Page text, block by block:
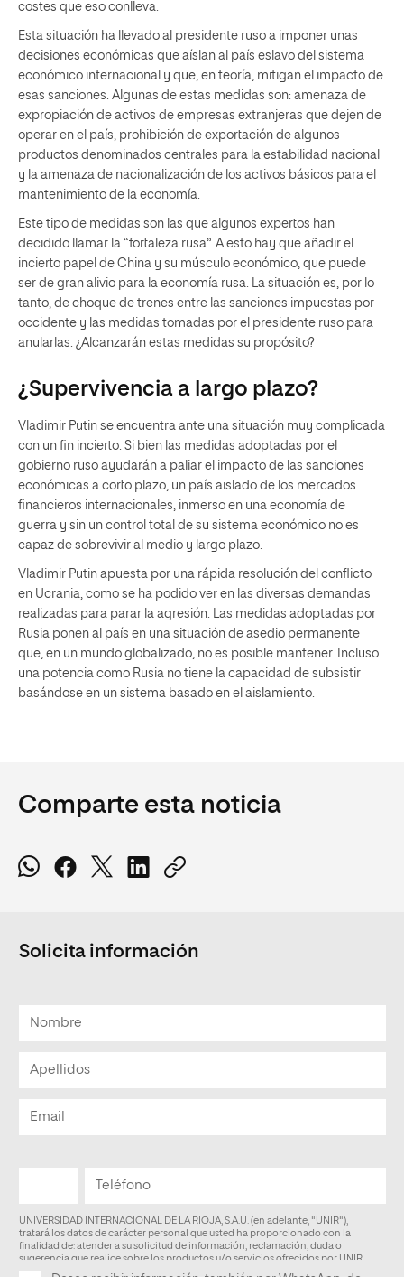
costes que eso conlleva.
Esta situación ha llevado al presidente ruso a imponer unas
decisiones económicas que aíslan al país eslavo del sistema
económico internacional y que, en teoría, mitigan el impacto de
esas sanciones. Algunas de estas medidas son: amenaza de
expropiación de activos de empresas extranjeras que dejen de
operar en el país, prohibición de exportación de algunos
productos denominados centrales para la estabilidad nacional
y la amenaza de nacionalización de los activos básicos para el
mantenimiento de la economía.
Este tipo de medidas son las que algunos expertos han
decidido llamar la “fortaleza rusa”. A esto hay que añadir el
incierto papel de China y su músculo económico, que puede
ser de gran alivio para la economía rusa. La situación es, por lo
tanto, de choque de trenes entre las sanciones impuestas por
occidente y las medidas tomadas por el presidente ruso para
anularlas. ¿Alcanzarán estas medidas su propósito?
¿Supervivencia a largo plazo?
Vladimir Putin se encuentra ante una situación muy complicada
con un fin incierto. Si bien las medidas adoptadas por el
gobierno ruso ayudarán a paliar el impacto de las sanciones
económicas a corto plazo, un país aislado de los mercados
financieros internacionales, inmerso en una economía de
guerra y sin un control total de su sistema económico no es
capaz de sobrevivir al medio y largo plazo.
Vladimir Putin apuesta por una rápida resolución del conflicto
en Ucrania, como se ha podido ver en las diversas demandas
realizadas para parar la agresión. Las medidas adoptadas por
Rusia ponen al país en una situación de asedio permanente
que, en un mundo globalizado, no es posible mantener. Incluso
una potencia como Rusia no tiene la capacidad de subsistir
basándose en un sistema basado en el aislamiento.
Comparte esta noticia
Solicita información